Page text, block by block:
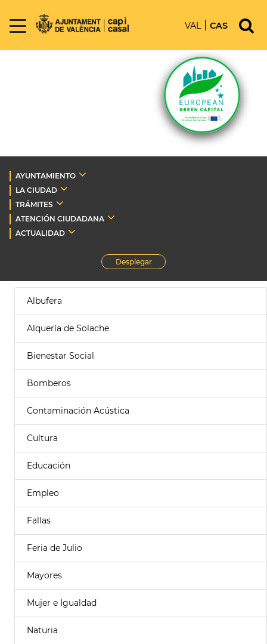
VAL CAS
AYUNTAMIENTO
LA CIUDAD
TRÁMITES
ATENCIÓN CIUDADANA
ACTUALIDAD
Desplegar
Albufera
Alquería de Solache
Bienestar Social
Bomberos
Contaminación Acústica
Cultura
Educación
Empleo
Fallas
Feria de Julio
Mayores
Mujer e Igualdad
Naturia